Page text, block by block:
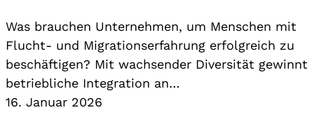
Was brauchen Unternehmen, um Menschen mit
Flucht- und Migrationserfahrung erfolgreich zu
beschäftigen? Mit wachsender Diversität gewinnt
betriebliche Integration an…
16. Januar 2026